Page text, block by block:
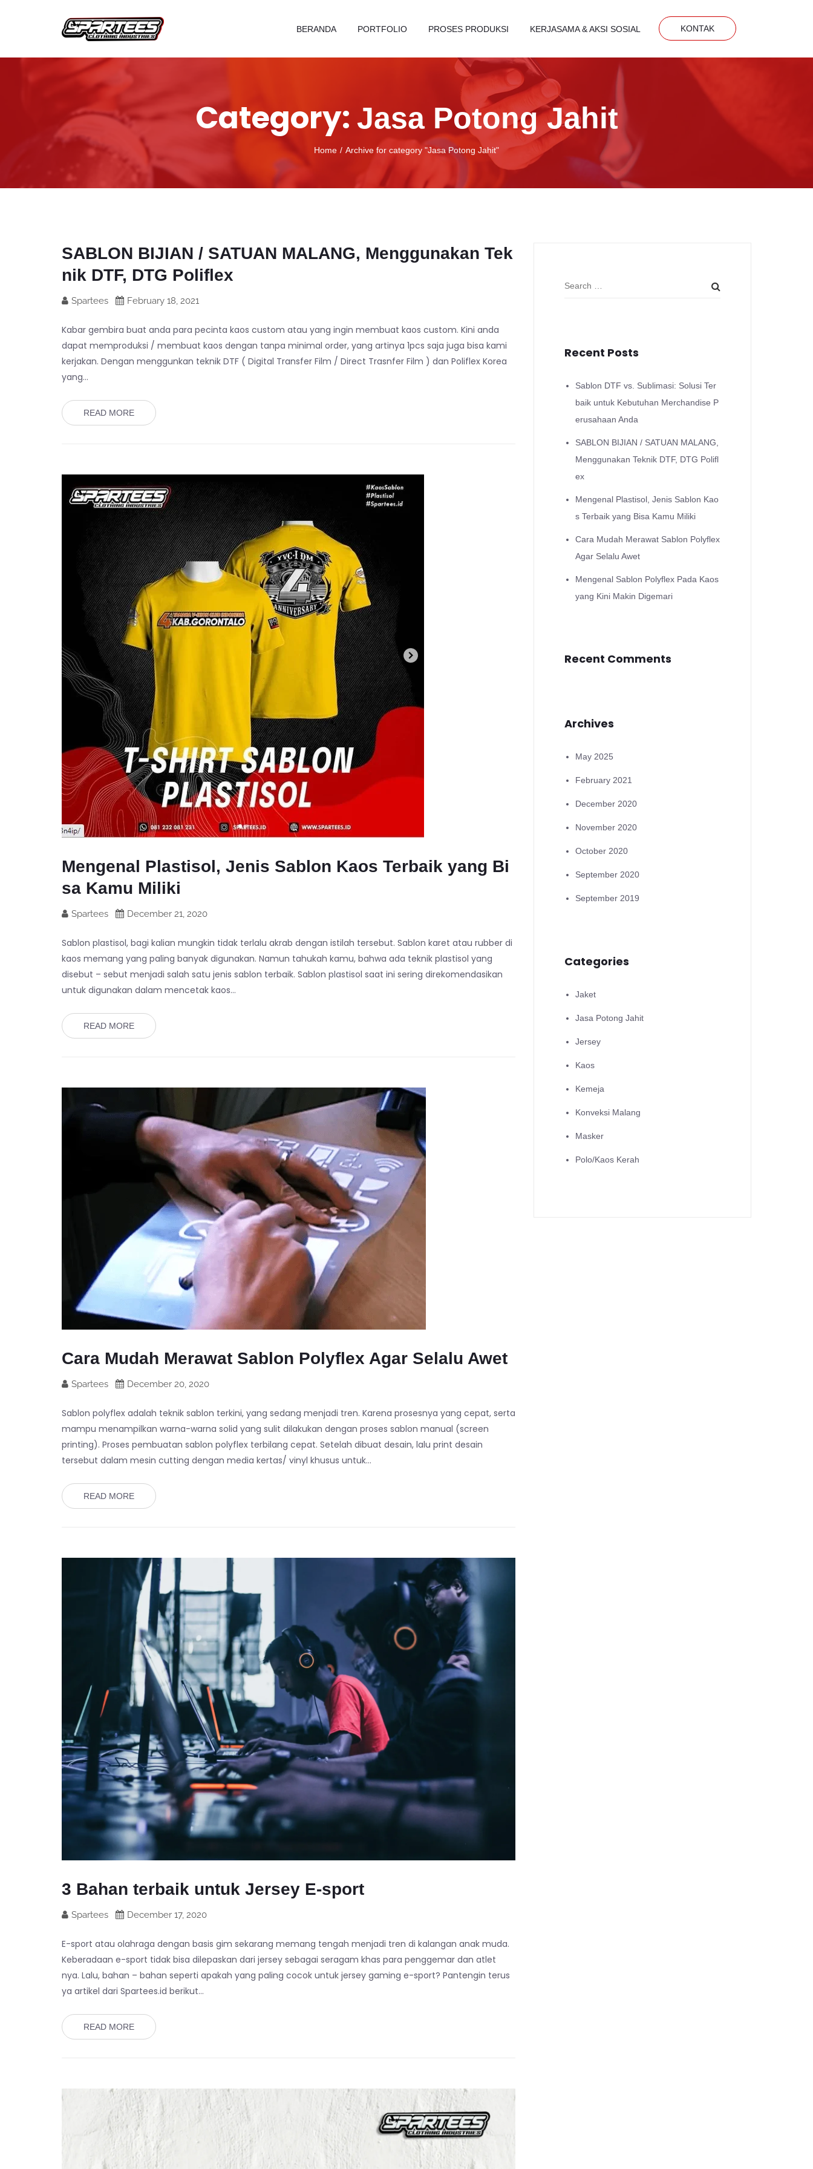
BERANDA PORTFOLIO PROSES PRODUKSI KERJASAMA & AKSI SOSIAL KONTAK
Category: Jasa Potong Jahit
Home Archive for category "Jasa Potong Jahit"
SABLON BIJIAN / SATUAN MALANG, Menggunakan Tek
nik DTF, DTG Poliflex
Spartees February 18, 2021
Kabar gembira buat anda para pecinta kaos custom atau yang ingin membuat kaos custom. Kini anda
dapat memproduksi / membuat kaos dengan tanpa minimal order, yang artinya 1pcs saja juga bisa kami
kerjakan. Dengan menggunkan teknik DTF ( Digital Transfer Film / Direct Trasnfer Film ) dan Poliflex Korea
yang…
READ MORE
Mengenal Plastisol, Jenis Sablon Kaos Terbaik yang Bi
sa Kamu Miliki
Spartees December 21, 2020
Sablon plastisol, bagi kalian mungkin tidak terlalu akrab dengan istilah tersebut. Sablon karet atau rubber di
kaos memang yang paling banyak digunakan. Namun tahukah kamu, bahwa ada teknik plastisol yang
disebut – sebut menjadi salah satu jenis sablon terbaik. Sablon plastisol saat ini sering direkomendasikan
untuk digunakan dalam mencetak kaos…
READ MORE
Cara Mudah Merawat Sablon Polyflex Agar Selalu Awet
Spartees December 20, 2020
Sablon polyflex adalah teknik sablon terkini, yang sedang menjadi tren. Karena prosesnya yang cepat, serta
mampu menampilkan warna-warna solid yang sulit dilakukan dengan proses sablon manual (screen
printing). Proses pembuatan sablon polyflex terbilang cepat. Setelah dibuat desain, lalu print desain
tersebut dalam mesin cutting dengan media kertas/ vinyl khusus untuk…
READ MORE
3 Bahan terbaik untuk Jersey E-sport
Spartees December 17, 2020
E-sport atau olahraga dengan basis gim sekarang memang tengah menjadi tren di kalangan anak muda.
Keberadaan e-sport tidak bisa dilepaskan dari jersey sebagai seragam khas para penggemar dan atlet
nya. Lalu, bahan – bahan seperti apakah yang paling cocok untuk jersey gaming e-sport? Pantengin terus
ya artikel dari Spartees.id berikut…
READ MORE
Recent Posts
Sablon DTF vs. Sublimasi: Solusi Ter
baik untuk Kebutuhan Merchandise P
erusahaan Anda
SABLON BIJIAN / SATUAN MALANG,
Menggunakan Teknik DTF, DTG Polifl
ex
Mengenal Plastisol, Jenis Sablon Kao
s Terbaik yang Bisa Kamu Miliki
Cara Mudah Merawat Sablon Polyflex
Agar Selalu Awet
Mengenal Sablon Polyflex Pada Kaos
yang Kini Makin Digemari
Recent Comments
Archives
May 2025
February 2021
December 2020
November 2020
October 2020
September 2020
September 2019
Categories
Jaket
Jasa Potong Jahit
Jersey
Kaos
Kemeja
Konveksi Malang
Masker
Polo/Kaos Kerah